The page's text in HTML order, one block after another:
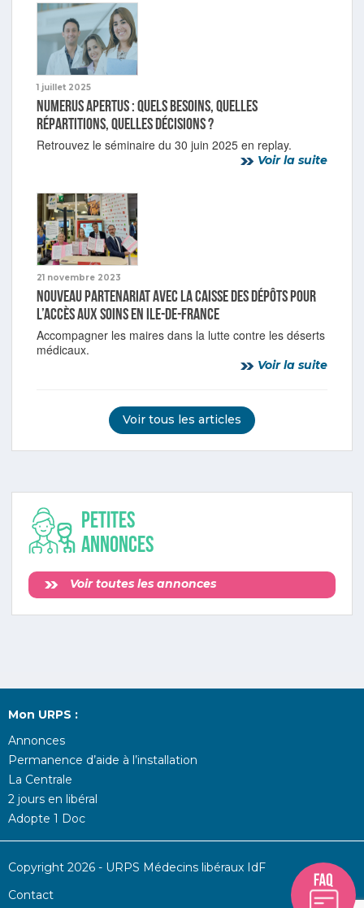
1 juillet 2025
Numerus Apertus : quels besoins, quelles
répartitions, quelles décisions ?
Retrouvez le séminaire du 30 juin 2025 en replay.
Voir la suite
21 novembre 2023
Nouveau partenariat avec la Caisse des dépôts pour
l’accès aux soins en Ile-de-France
Accompagner les maires dans la lutte contre les déserts
médicaux.
Voir la suite
Voir tous les articles
Petites
annonces
Voir toutes les annonces
Mon URPS :
Annonces
Permanence d’aide à l’installation
La Centrale
2 jours en libéral
Adopte 1 Doc
Copyright 2026 - URPS Médecins libéraux IdF
Contact